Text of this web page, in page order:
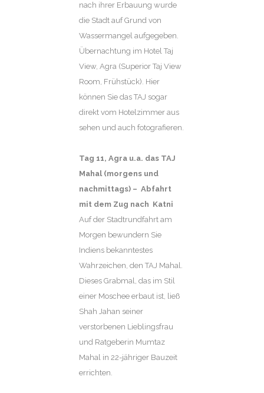
nach ihrer Erbauung wurde
die Stadt auf Grund von
Wassermangel aufgegeben.
Übernachtung im Hotel Taj
View, Agra (Superior Taj View
Room, Frühstück). Hier
können Sie das TAJ sogar
direkt vom Hotelzimmer aus
sehen und auch fotografieren.
Tag 11, Agra u.a. das TAJ
Mahal (morgens und
nachmittags) – Abfahrt
mit dem Zug nach Katni
Auf der Stadtrundfahrt am
Morgen bewundern Sie
Indiens bekanntestes
Wahrzeichen, den TAJ Mahal.
Dieses Grabmal, das im Stil
einer Moschee erbaut ist, ließ
Shah Jahan seiner
verstorbenen Lieblingsfrau
und Ratgeberin Mumtaz
Mahal in 22-jähriger Bauzeit
errichten.